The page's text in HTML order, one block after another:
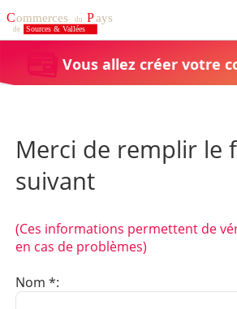
Vous allez créer votre
Merci de remplir le
suivant
(Ces informations permettent de
en cas de problèmes)
Nom *: